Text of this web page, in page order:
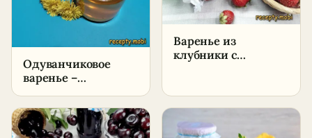
Одуванчиковое
варенье –
в домашних
условиях
Варенье из
клубники с
рецепт